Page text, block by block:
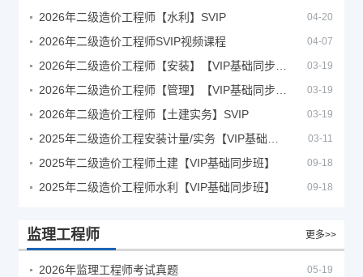
2026年二级造价工程师【水利】SVIP 04-20
2026年二级造价工程师SVIP视频课程 04-07
03-19
03-19
2026年二级造价工程师【土建实务】SVIP 03-19
03-11
2025年二级造价工程师土建【VIP基础同步班】 09-18
2025年二级造价工程师水利【VIP基础同步班】 09-18
监理工程师 更多>>
2026年监理工程师考试真题 05-19